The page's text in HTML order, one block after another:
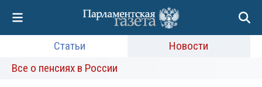
Статьи
Новости
Все о пенсиях в России